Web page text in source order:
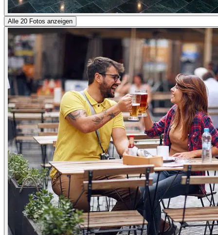
Alle 20 Fotos anzeigen